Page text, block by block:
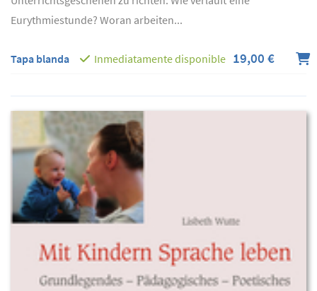
Eurythmiestunde? Woran arbeiten...
Tapa blanda Inmediatamente disponible 19,00 €